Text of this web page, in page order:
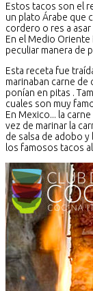
Estos tacos son el
un plato Árabe que
cordero o res a
En el Medio
peculiar manera de
Esta receta fue
marinaban carne de
ponían en pitas .
cuales son muy
En Mexico... la
vez de marinar la
de salsa de adobo
los famosos tacos